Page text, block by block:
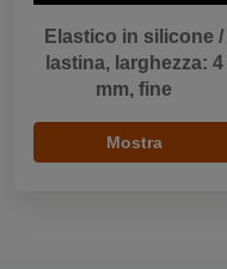
Elastico in silicone /
lastina, larghezza: 4
mm, fine
Mostra